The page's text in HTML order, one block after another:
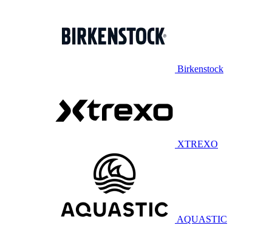
Birkenstock
XTREXO
AQUASTIC